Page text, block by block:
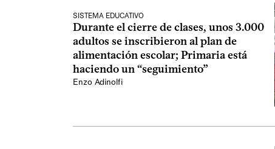
SISTEMA EDUCATIVO
Durante el cierre de clases, unos 3.000
adultos se inscribieron al plan de
alimentación escolar; Primaria está
haciendo un “seguimiento”
Enzo Adinolfi